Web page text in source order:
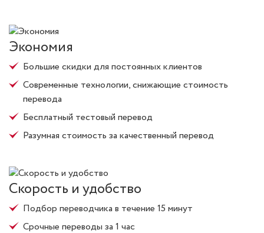
Экономия
Большие скидки для постоянных клиентов
Современные технологии, снижающие стоимость
перевода
Бесплатный тестовый перевод
Разумная стоимость за качественный перевод
Скорость и удобство
Подбор переводчика в течение 15 минут
Срочные переводы за 1 час